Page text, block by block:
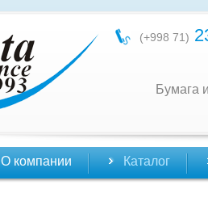
(+998 71)
Бумага
О компании Каталог